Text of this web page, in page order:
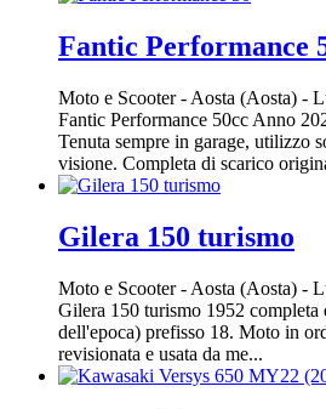
Fantic Performance
Moto e Scooter- Aosta (Aosta) -
Fantic Performance 50cc Anno
Tenuta sempre in garage, utilizzo
visione. Completa di scarico
Gilera 150 turismo
Moto e Scooter- Aosta (Aosta) -
Gilera 150 turismo 1952 completa
dell'epoca) prefisso 18. Moto in
revisionata e usata da me...